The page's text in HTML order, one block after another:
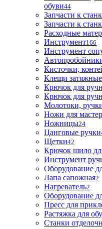
обуви44
Запчасти к
Запчасти к
Расходные
Инструмент166
Инструмент
Кисточки,
Клещи затяжные
Крючок для
Крючок для
Молотоки,
Ножи для
Ножницы24
Цанговые ручки
Щетки42
Крючок шило
Инструмент
Оборудование
Лапа сапожная2
Нагреватель2
Оборудование
Пресс для
Растяжка для
Станки